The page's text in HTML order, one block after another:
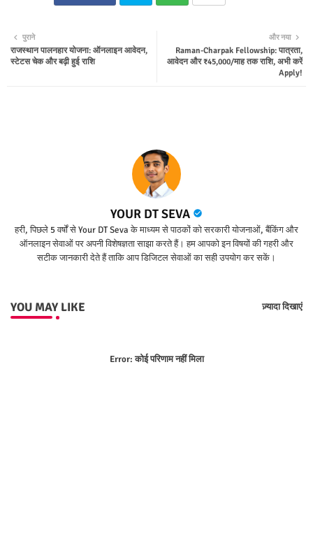
ter tsap
और नया
Raman-Charpak Fellowship: पात्रता,
आवेदन और ₹45,000/माह तक राशि, अभी करें
Apply!
पुराने
राजस्थान पालनहार योजना: ऑनलाइन आवेदन,
स्टेटस चेक और बढ़ी हुई राशि
YOUR DT SEVA
हरी, पिछले 5 वर्षों से Your DT Seva के माध्यम से पाठकों को सरकारी योजनाओं, बैंकिंग और
ऑनलाइन सेवाओं पर अपनी विशेषज्ञता साझा करते हैं। हम आपको इन विषयों की गहरी और
सटीक जानकारी देते हैं ताकि आप डिजिटल सेवाओं का सही उपयोग कर सकें।
YOU MAY LIKE ज़्यादा दिखाएं
Error:कोई परिणाम नहीं मिला